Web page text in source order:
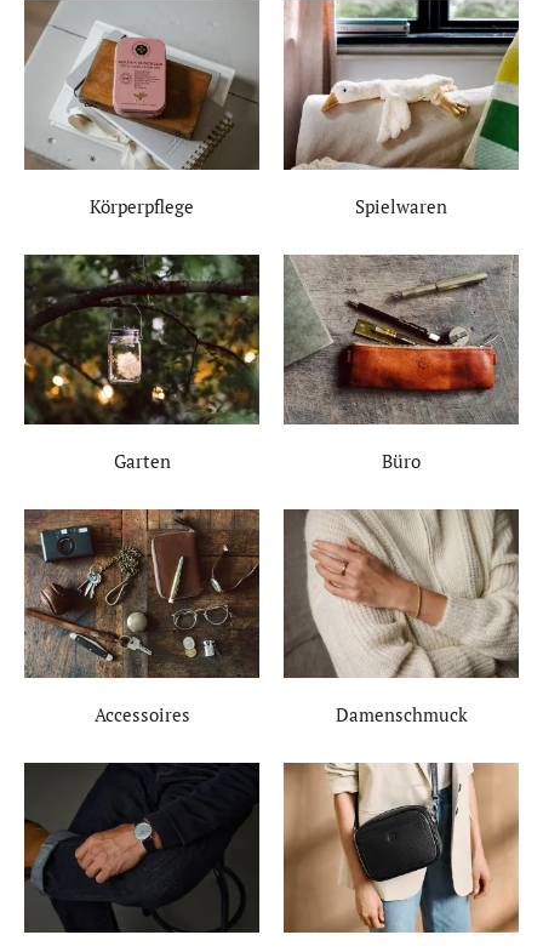
Körperpflege Spielwaren
Garten Büro
Accessoires Damenschmuck